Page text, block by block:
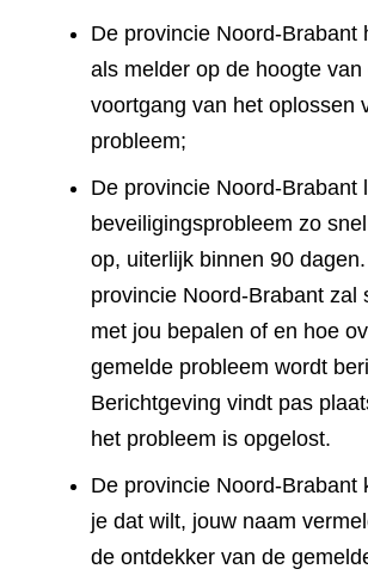
De provincie Noord-Brabant
als melder op de hoogte van
voortgang van het oplossen
probleem;
De provincie Noord-Brabant
beveiligingsprobleem zo
op, uiterlijk binnen 90
provincie Noord-Brabant zal
met jou bepalen of en hoe
gemelde probleem wordt
Berichtgeving vindt pas
het probleem is opgelost.
De provincie Noord-Brabant
je dat wilt, jouw naam
de ontdekker van de